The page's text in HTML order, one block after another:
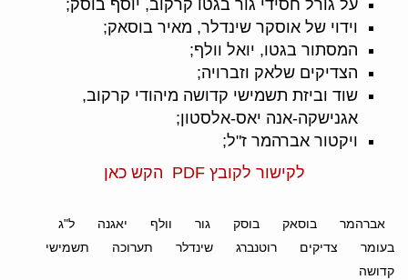
על גורל חסידי גור בגטו קרקוב, יוסף בוסק;
וידוי של אוסקר שינדלר, מאיר בוסאק;
המסתור בגטו, יואל וולף;
הצדיקים שלאק וזברויה;
שוד וביזת תשמישי קדושה מיהודי קרקוב,
אגנישקה-אנה יאס-אלסטון;
ויקטור אברהמר ז"ל;
לקישור לקובץ PDF הקש כאן
אברהמר בוסאק בוסק גור וולף יאגנה
ל"ג
בעומר
צדיקים רוטנברג שינדלר תערוכה
תשמישי
קדושה